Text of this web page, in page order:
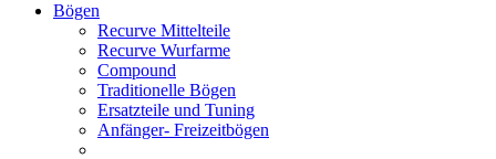
Bögen
Recurve Mittelteile
Recurve Wurfarme
Compound
Traditionelle Bögen
Ersatzteile und Tuning
Anfänger- Freizeitbögen